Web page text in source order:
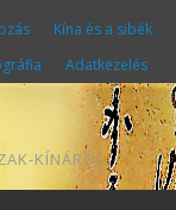
Kína és a sibék
Adatkezelés
KÍNÁRÓL